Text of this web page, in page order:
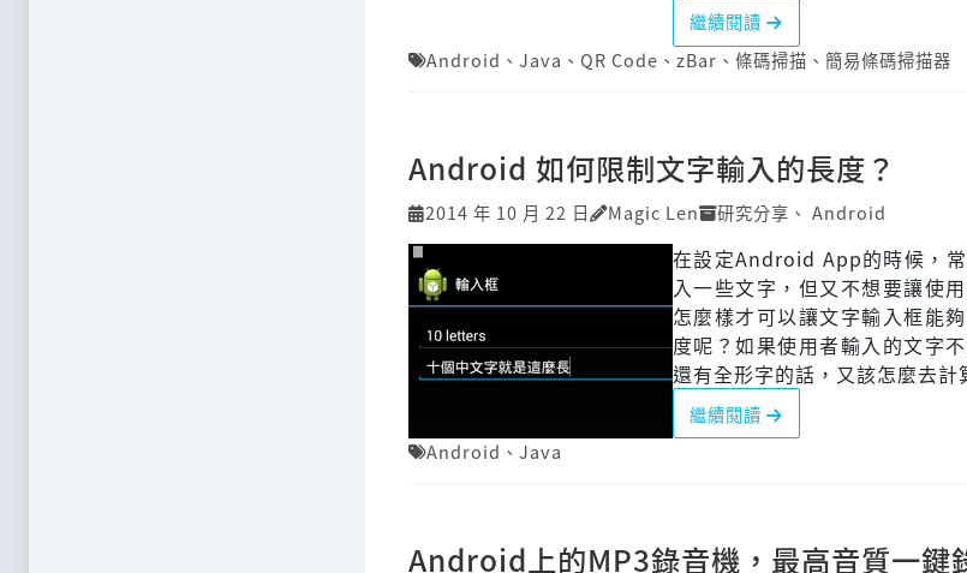
繼續閱讀
Android 、 Java 、 QR Code 、 zBar 、 條碼掃描 、 簡易條碼掃描器
Android 如何限制文字輸入的長度？
2014 年 10 月 22 日 Magic Len 研究分享 、 Android
在設定Android App的時候，
入一些文字，但又不想要讓使
怎麼樣才可以讓文字輸入框能
度呢？如果使用者輸入的文字
還有全形字的話，又該怎麼去計
繼續閱讀
Android 、 Java
Android上的MP3錄音機，最高音質一鍵